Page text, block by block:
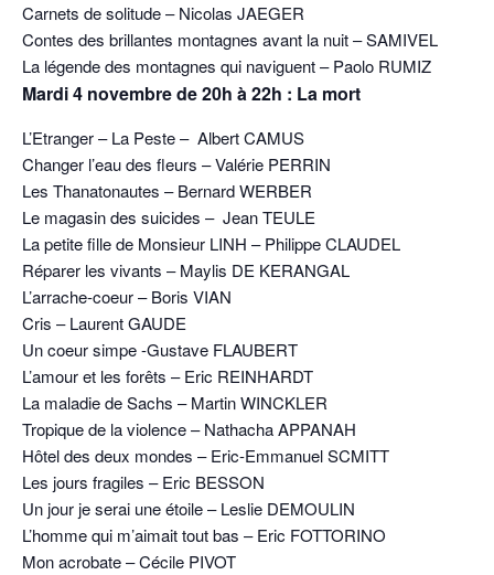
Carnets de solitude – Nicolas JAEGER
Contes des brillantes montagnes avant la nuit – SAMIVEL
La légende des montagnes qui naviguent – Paolo RUMIZ
Mardi 4 novembre de 20h à 22h : La mort
L’Etranger – La Peste – Albert CAMUS
Changer l’eau des fleurs – Valérie PERRIN
Les Thanatonautes – Bernard WERBER
Le magasin des suicides – Jean TEULE
La petite fille de Monsieur LINH – Philippe CLAUDEL
Réparer les vivants – Maylis DE KERANGAL
L’arrache-coeur – Boris VIAN
Cris – Laurent GAUDE
Un coeur simpe -Gustave FLAUBERT
L’amour et les forêts – Eric REINHARDT
La maladie de Sachs – Martin WINCKLER
Tropique de la violence – Nathacha APPANAH
Hôtel des deux mondes – Eric-Emmanuel SCMITT
Les jours fragiles – Eric BESSON
Un jour je serai une étoile – Leslie DEMOULIN
L’homme qui m’aimait tout bas – Eric FOTTORINO
Mon acrobate – Cécile PIVOT